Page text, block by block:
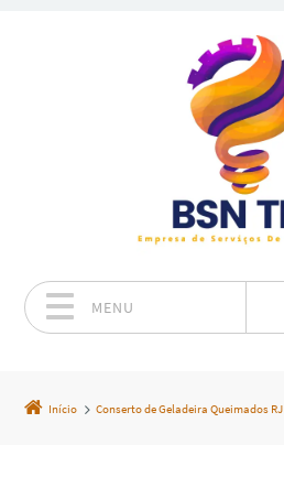
MENU
Início Conserto de Geladeira Queimados RJ